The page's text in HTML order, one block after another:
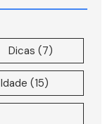
Dicas (7)
Idade (15)